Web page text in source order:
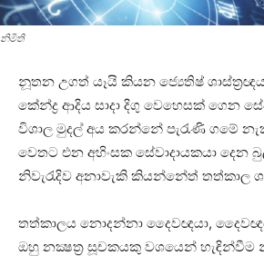
නිමිති
නූතන උගත් යෑයි කියන ජ්‍යෙතිෂ්
කේන්ද්‍ර ආදිය සාදා දිගු වෙහෙසක්‌ ගෙන
විශාල මුදල් අය කරන්නේ පැරැණි ගමේ
වෙතට එන අහිංසක සේවාදායකයා දෙන
නිවැරැදිව අනාවැකි කියන්නේත් තත්කාල
තත්කාලය නොදන්නා දෛවඥයා,
ඔහු නක්‍ෂත්‍ර සූචකයකු වශයෙන් හැඳින්වීම